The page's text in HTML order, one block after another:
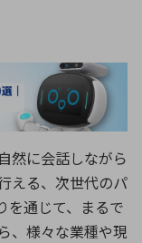
医療
・ロボティクス
コンピュータ
D
L
P
T
然に会話しながら
える、次世代のパ
を通じて、まるで
、様々な業種や現